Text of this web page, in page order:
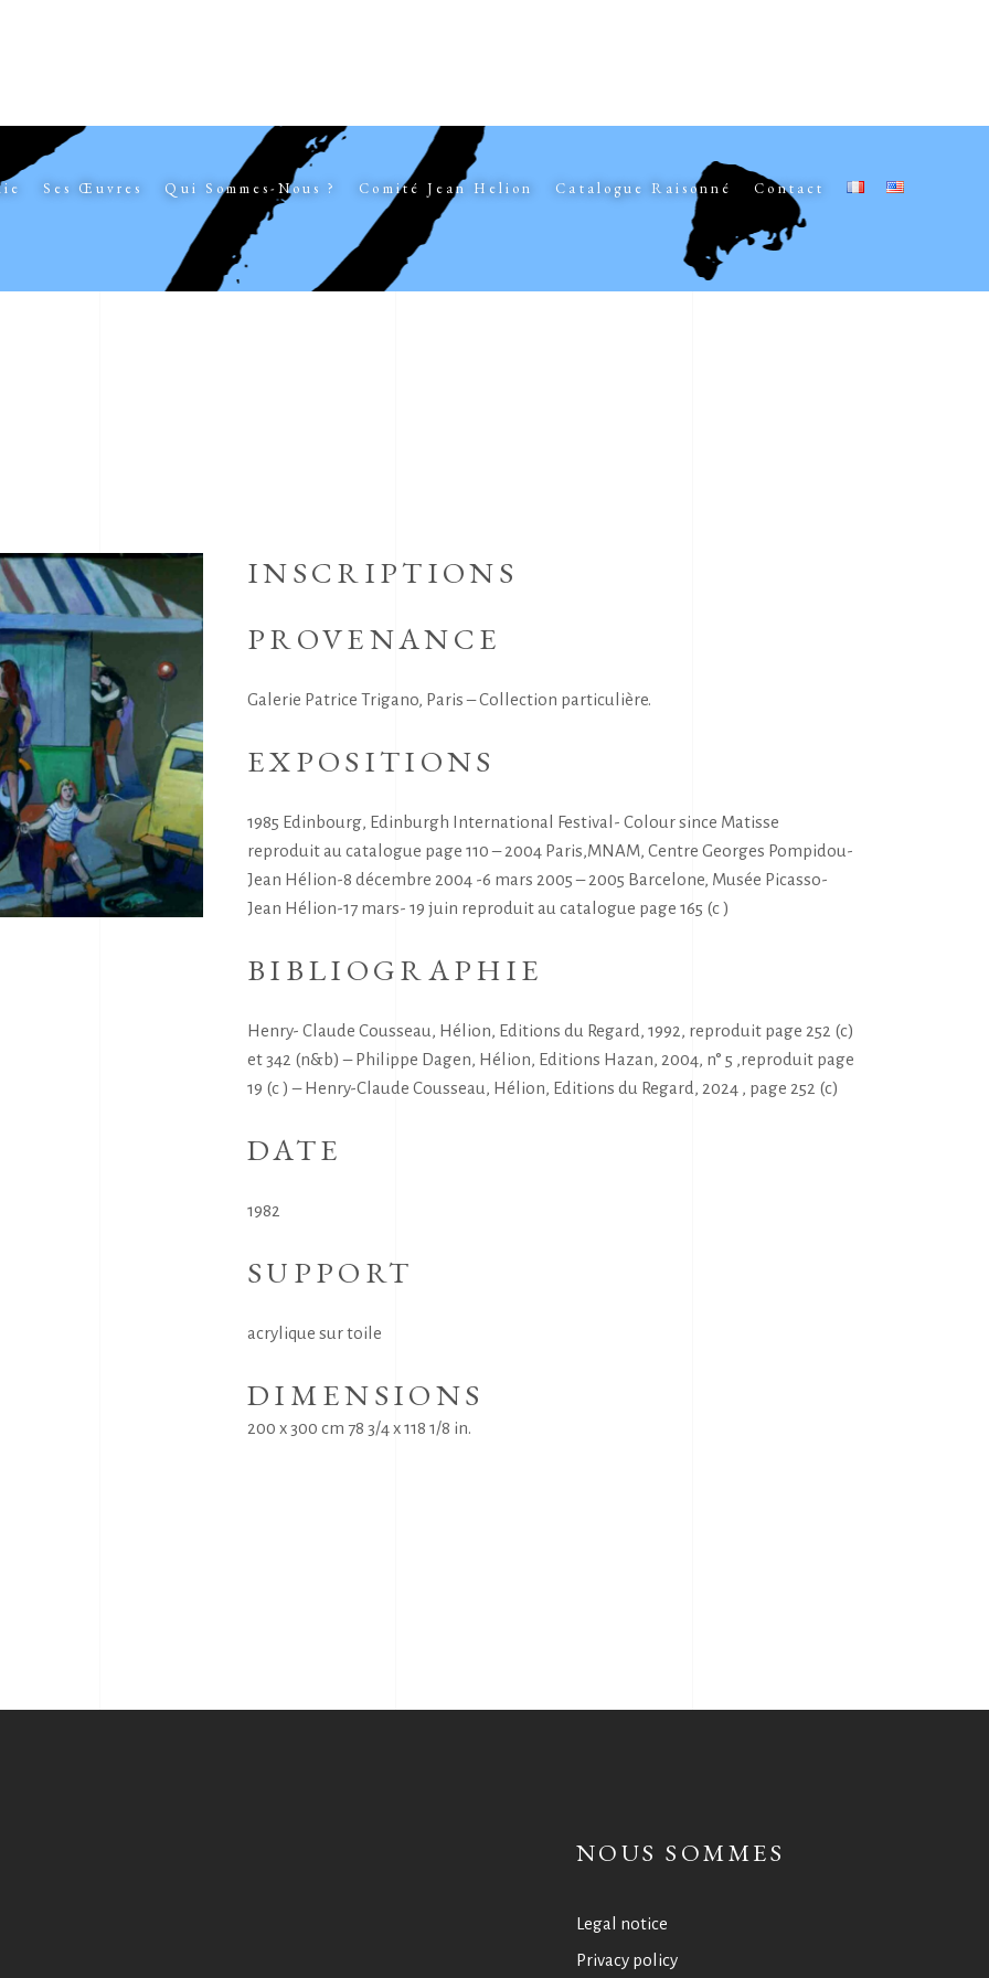
Ses Œuvres Qui Sommes-Nous ? Comité Jean Helion Catalogue Raisonné Contact
INSCRIPTIONS
PROVENANCE
Galerie Patrice Trigano, Paris – Collection particulière.
EXPOSITIONS
1985 Edinbourg, Edinburgh International Festival- Colour since Matisse
reproduit au catalogue page 110 – 2004 Paris,MNAM, Centre Georges Pompidou-
Jean Hélion-8 décembre 2004 -6 mars 2005 – 2005 Barcelone, Musée Picasso-
Jean Hélion-17 mars- 19 juin reproduit au catalogue page 165 (c )
BIBLIOGRAPHIE
Henry- Claude Cousseau, Hélion, Editions du Regard, 1992, reproduit page 252 (c)
et 342 (n&b) – Philippe Dagen, Hélion, Editions Hazan, 2004, n° 5 ,reproduit page
19 (c ) – Henry-Claude Cousseau, Hélion, Editions du Regard, 2024 , page 252 (c)
DATE
1982
SUPPORT
acrylique sur toile
DIMENSIONS
200 x 300 cm 78 3/4 x 118 1/8 in.
NOUS SOMMES
Legal notice
Privacy policy